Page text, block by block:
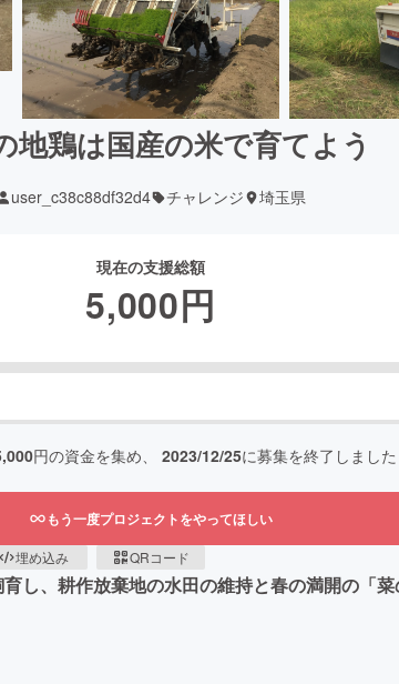
地鶏は国産の米で育てよう
user_c38c88df32d4 チャレンジ 埼玉県
現在の支援総額
5,000円
円の資金を集め、 2023/12/25に募集を終了しました
もう一度プロジェクトをやってほしい
埋め込み QRコード
し、耕作放棄地の水田の維持と春の満開の「